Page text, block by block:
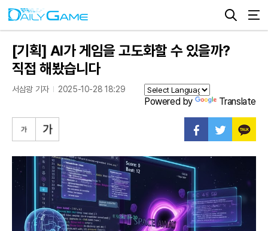
[기획] AI가 게임을 고도화할 수 있을까?
직접 해봤습니다
서삼광 기자 2025-10-28 18:29
Powered by Translate